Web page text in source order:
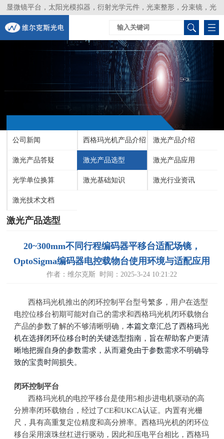
显微镜平台，太阳光模拟器，衍射光学元件，光束整形，分束镜，光
谱仪，生物激光器，光束分析仪，Layertec
公司新闻 西格玛光机产品介绍 激光产品介绍
激光产品答疑 激光产品选型 激光产品应用
光学单位换算 激光基础知识 激光行业资讯
激光技术文档
激光产品选型
20~300mm不同行程编码器平移台适配场镜，
OptoSigma编码器电控载物台使用环境与适配应用
作者：维尔克斯 时间：2025-3-24 10:21:22
西格玛光机推出的闭环控制平台型号繁多，用户在选型
电控位移台初期可能对自己的需求和西格玛光机闭环载物台
产品的参数了解的不够清晰明确，本篇文章汇总了西格玛光
机在选择闭环位移台时的关键选型指南，旨在帮助客户更清
晰地把握自身的参数需求，从而避免由于参数需求不明确导
致的宝贵时间损失。
闭环控制平台
西格玛光机的电控平移台是使用5相步进电机驱动的高
分辨率闭环载物台，经过了CE和UKCA认证。内置有光栅
尺，具有高重复定位精度和高分辨率。西格玛光机的闭环位
移台采用滚珠丝杠进行驱动，因此和压电平台相比，西格玛